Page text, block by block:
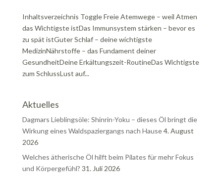
Inhaltsverzeichnis Toggle Freie Atemwege – weil Atmen
das Wichtigste istDas Immunsystem stärken – bevor es
zu spät istGuter Schlaf – deine wichtigste
MedizinNährstoffe – das Fundament deiner
GesundheitDeine Erkältungszeit-RoutineDas Wichtigste
zum SchlussLust auf...
Aktuelles
Dagmars Lieblingsöle: Shinrin-Yoku – dieses Öl bringt die
Wirkung eines Waldspaziergangs nach Hause4. August
2026
Welches ätherische Öl hilft beim Pilates für mehr Fokus
und Körpergefühl? 31. Juli 2026